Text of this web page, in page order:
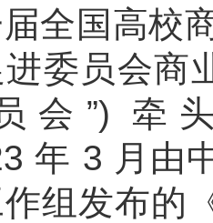
全国高校
委员会商
会”) 牵
年 3 月由
组发布的